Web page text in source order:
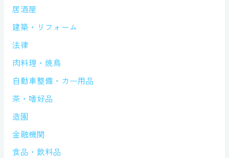
居酒屋
建築・リフォーム
法律
肉料理・焼鳥
自動車整備・カー用品
茶・嗜好品
造園
金融機関
食品・飲料品